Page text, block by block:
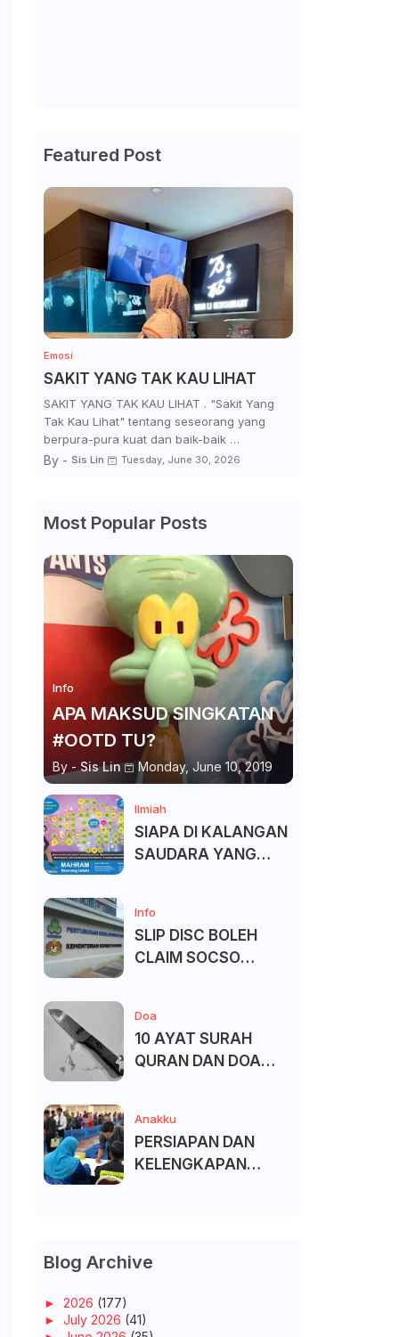
Featured Post
Emosi
SAKIT YANG TAK KAU LIHAT
SAKIT YANG TAK KAU LIHAT . "Sakit Yang
Tak Kau Lihat" tentang seseorang yang
berpura-pura kuat dan baik-baik …
By - Sis Lin Tuesday, June 30, 2026
Most Popular Posts
Info
APA MAKSUD SINGKATAN
#OOTD TU?
By - Sis Lin Monday, June 10, 2019
Ilmiah
SIAPA DI KALANGAN
SAUDARA YANG
Info
SLIP DISC BOLEH
CLAIM SOCSO
Doa
10 AYAT SURAH
QURAN DAN DOA
Anakku
PERSIAPAN DAN
KELENGKAPAN
Blog Archive
► 2026 (177)
► July 2026 (41)